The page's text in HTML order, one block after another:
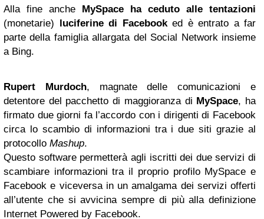
Alla fine anche MySpace ha ceduto alle tentazioni
(monetarie) luciferine di Facebooked è entrato a far
parte della famiglia allargata del Social Network insieme
a Bing.
Rupert Murdoch, magnate delle comunicazioni e
detentore del pacchetto di maggioranza di MySpace, ha
firmato due giorni fa l’accordo con i dirigenti di Facebook
circa lo scambio di informazioni tra i due siti grazie al
protocollo Mashup.
Questo software permetterà agli iscritti dei due servizi di
scambiare informazioni tra il proprio profilo MySpace e
Facebook e viceversa in un amalgama dei servizi offerti
all’utente che si avvicina sempre di più alla definizione
Internet Powered by Facebook.